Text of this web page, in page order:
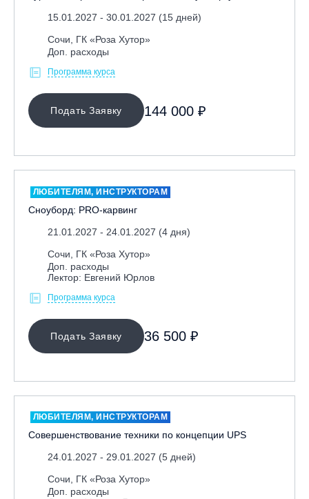
15.01.2027 - 30.01.2027 (15 дней)
Сочи, ГК «Роза Хутор»
Доп. расходы
Программа курса
Подать Заявку 144 000 ₽
ЛЮБИТЕЛЯМ, ИНСТРУКТОРАМ
Сноуборд: PRO-карвинг
21.01.2027 - 24.01.2027 (4 дня)
Сочи, ГК «Роза Хутор»
Доп. расходы
Лектор: Евгений Юрлов
Программа курса
Подать Заявку 36 500 ₽
ЛЮБИТЕЛЯМ, ИНСТРУКТОРАМ
Совершенствование техники по концепции UPS
24.01.2027 - 29.01.2027 (5 дней)
Сочи, ГК «Роза Хутор»
Доп. расходы